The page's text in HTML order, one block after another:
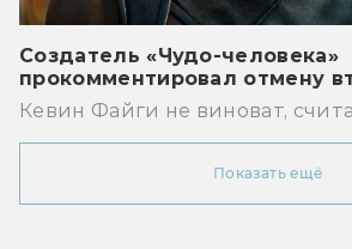
Создатель «Чудо-человека»
прокомментировал отмену
Кевин Файги не виноват,
Показать ещё